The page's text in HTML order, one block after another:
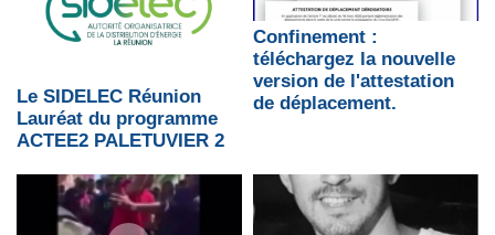
Le SIDELEC Réunion
Lauréat du programme
ACTEE2 PALETUVIER 2
Confinement :
téléchargez la nouvelle
version de l'attestation
de déplacement.